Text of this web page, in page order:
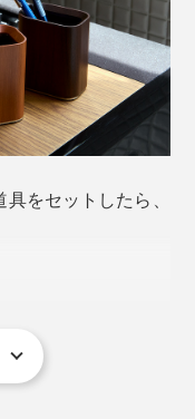
をセットしたら、